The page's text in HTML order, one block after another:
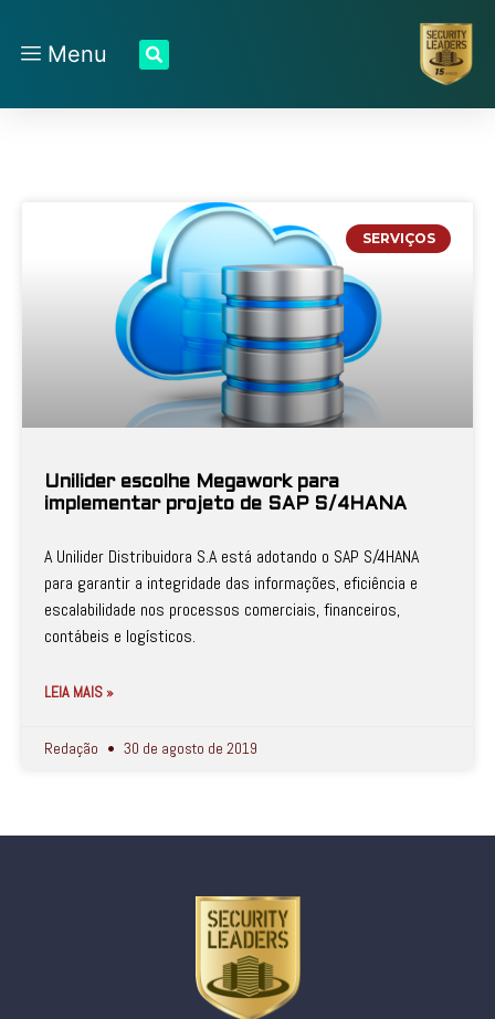
Menu
SERVIÇOS
Unilider escolhe Megawork para
implementar projeto de SAP S/4HANA
A Unilider Distribuidora S.A está adotando o SAP S/4HANA
para garantir a integridade das informações, eficiência e
escalabilidade nos processos comerciais, financeiros,
contábeis e logísticos.
LEIA MAIS »
Redação 30 de agosto de 2019